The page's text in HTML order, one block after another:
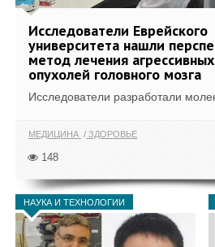
Исследователи Еврейского
университета нашли
метод лечения агрессивных
опухолей головного мозга
Исследователи разработали
МЕДИЦИНА ЗДОРОВЬЕ
148
НАУКА И ТЕХНОЛОГИИ